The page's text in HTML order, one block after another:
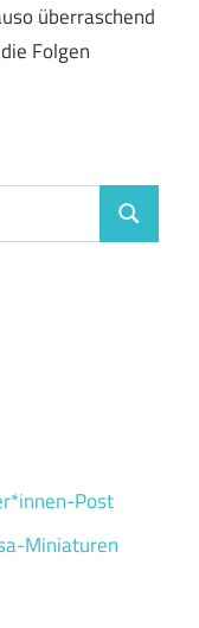
überraschend
Folgen
Suchen
Post
Miniaturen